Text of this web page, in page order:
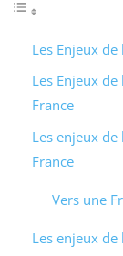
Les Enjeux
Les Enjeux
France
Les enjeux
France
Vers une
Les enjeux